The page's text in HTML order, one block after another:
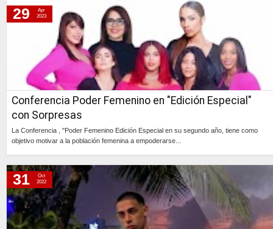
Conferencia Poder Femenino en "Edición Especial"
con Sorpresas
La Conferencia , "Poder Femenino Edición Especial en su segundo año, tiene como
objetivo motivar a la población femenina a empoderarse...
29
Apr
2023
31
Oct
2022
lunes, 10 de septiembre de 2012